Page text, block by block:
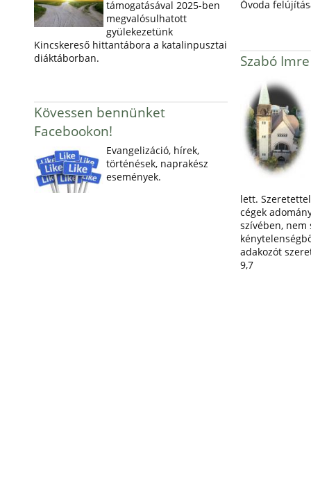
Óvoda
támogatásával 2025-ben
megvalósulhatott
gyülekezetünk
Kincskereső hittantábora a katalinpusztai
diáktáborban.
Szabó
lett.
cégek
szívében, nem
adakozót
9,7
Kövessen bennünket
Facebookon!
Evangelizáció, hírek,
történések, naprakész
események.